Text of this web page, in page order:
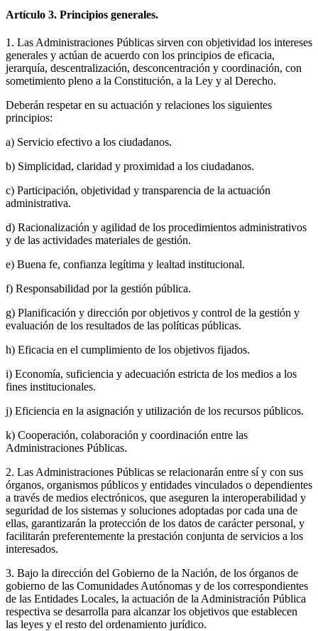
Artículo 3. Principios generales.
1. Las Administraciones Públicas sirven con objetividad los intereses
generales y actúan de acuerdo con los principios de eficacia,
jerarquía, descentralización, desconcentración y coordinación, con
sometimiento pleno a la Constitución, a la Ley y al Derecho.
Deberán respetar en su actuación y relaciones los siguientes
principios:
a) Servicio efectivo a los ciudadanos.
b) Simplicidad, claridad y proximidad a los ciudadanos.
c) Participación, objetividad y transparencia de la actuación
administrativa.
d) Racionalización y agilidad de los procedimientos administrativos
y de las actividades materiales de gestión.
e) Buena fe, confianza legítima y lealtad institucional.
f) Responsabilidad por la gestión pública.
g) Planificación y dirección por objetivos y control de la gestión y
evaluación de los resultados de las políticas públicas.
h) Eficacia en el cumplimiento de los objetivos fijados.
i) Economía, suficiencia y adecuación estricta de los medios a los
fines institucionales.
j) Eficiencia en la asignación y utilización de los recursos públicos.
k) Cooperación, colaboración y coordinación entre las
Administraciones Públicas.
2. Las Administraciones Públicas se relacionarán entre sí y con sus
órganos, organismos públicos y entidades vinculados o dependientes
a través de medios electrónicos, que aseguren la interoperabilidad y
seguridad de los sistemas y soluciones adoptadas por cada una de
ellas, garantizarán la protección de los datos de carácter personal, y
facilitarán preferentemente la prestación conjunta de servicios a los
interesados.
3. Bajo la dirección del Gobierno de la Nación, de los órganos de
gobierno de las Comunidades Autónomas y de los correspondientes
de las Entidades Locales, la actuación de la Administración Pública
respectiva se desarrolla para alcanzar los objetivos que establecen
las leyes y el resto del ordenamiento jurídico.